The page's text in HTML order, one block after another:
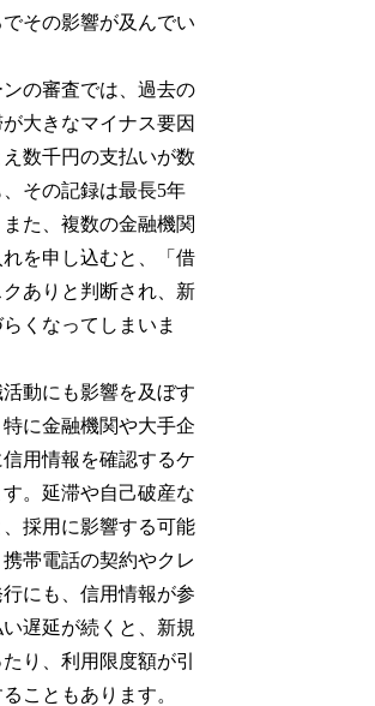
その影響が及んでい
の審査では、過去の
大きなマイナス要因
数千円の支払いが数
その記録は最長5年
た、複数の金融機関
を申し込むと、「借
ありと判断され、新
くなってしまいま
動にも影響を及ぼす
に金融機関や大手企
用情報を確認するケ
。延滞や自己破産な
採用に影響する可能
帯電話の契約やクレ
にも、信用情報が参
遅延が続くと、新規
り、利用限度額が引
こともあります。